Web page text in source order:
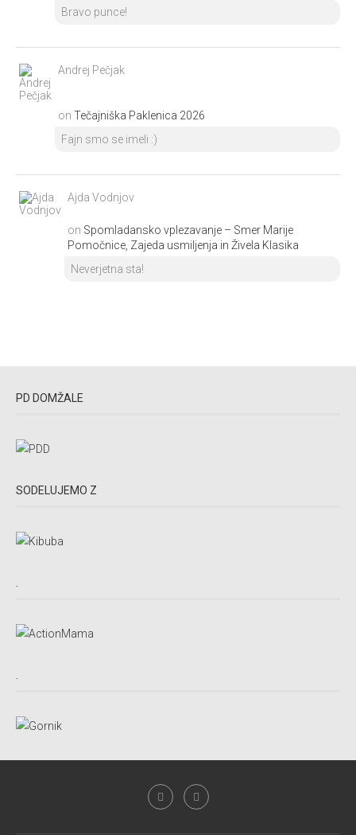
Bravo punce!
Andrej Pečjak
on Tečajniška Paklenica 2026
Fajn smo se imeli :)
Ajda Vodnjov
on Spomladansko vplezavanje – Smer Marije
Pomočnice, Zajeda usmiljenja in Živela Klasika
Neverjetna sta!
PD DOMŽALE
SODELUJEMO Z